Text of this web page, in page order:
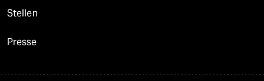
Stellen
Presse